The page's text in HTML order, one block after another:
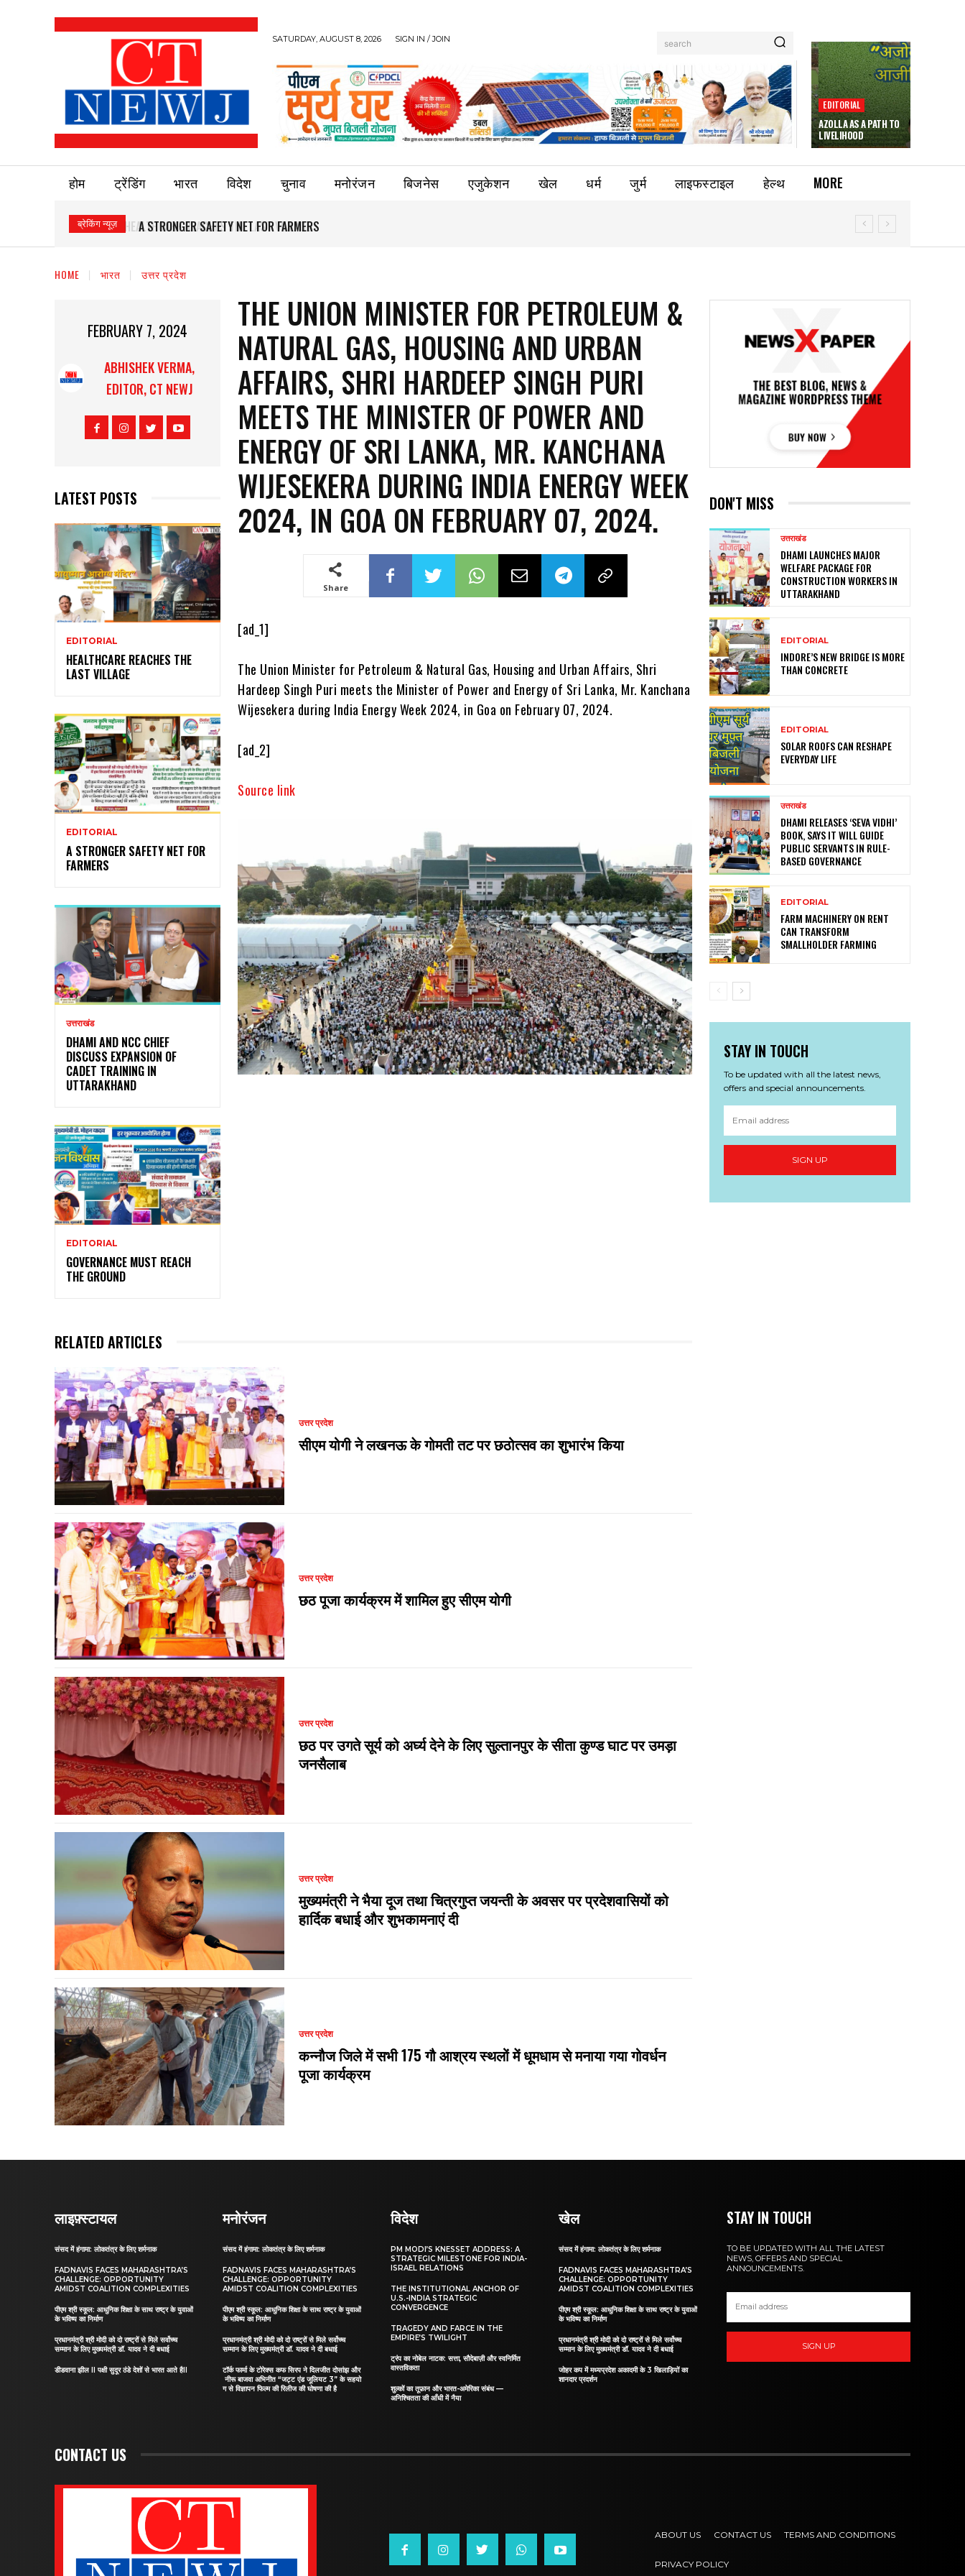
SATURDAY, AUGUST 8, 2026 SIGN IN / JOIN search
EDITORIAL
AZOLLA AS A PATH TO
LIVELIHOOD
होम ट्रेंडिंग भारत विदेश चुनाव मनोरंजन बिजनेस एजुकेशन खेल धर्म जुर्म लाइफस्टाइल हेल्थ MORE
ब्रेकिंग न्यूज़ A STRONGER SAFETY NET FOR FARMERS
HOME भारत उत्तर प्रदेश
FEBRUARY 7, 2024
ABHISHEK VERMA,
EDITOR, CT NEWJ
LATEST POSTS
EDITORIAL
HEALTHCARE REACHES THE
LAST VILLAGE
EDITORIAL
A STRONGER SAFETY NET FOR
FARMERS
उत्तराखंड
DHAMI AND NCC CHIEF
DISCUSS EXPANSION OF
CADET TRAINING IN
UTTARAKHAND
EDITORIAL
GOVERNANCE MUST REACH
THE GROUND
THE UNION MINISTER FOR PETROLEUM &
NATURAL GAS, HOUSING AND URBAN
AFFAIRS, SHRI HARDEEP SINGH PURI
MEETS THE MINISTER OF POWER AND
ENERGY OF SRI LANKA, MR. KANCHANA
WIJESEKERA DURING INDIA ENERGY WEEK
2024, IN GOA ON FEBRUARY 07, 2024.
Share
[ad_1]
The Union Minister for Petroleum & Natural Gas, Housing and Urban Affairs, Shri
Hardeep Singh Puri meets the Minister of Power and Energy of Sri Lanka, Mr. Kanchana
Wijesekera during India Energy Week 2024, in Goa on February 07, 2024.
[ad_2]
Source link
RELATED ARTICLES
उत्तर प्रदेश
सीएम योगी ने लखनऊ के गोमती तट पर छठोत्सव का शुभारंभ किया
उत्तर प्रदेश
छठ पूजा कार्यक्रम में शामिल हुए सीएम योगी
उत्तर प्रदेश
छठ पर उगते सूर्य को अर्घ्य देने के लिए सुल्तानपुर के सीता कुण्ड घाट पर उमड़ा
जनसैलाब
उत्तर प्रदेश
मुख्यमंत्री ने भैया दूज तथा चित्रगुप्त जयन्ती के अवसर पर प्रदेशवासियों को
हार्दिक बधाई और शुभकामनाएं दी
उत्तर प्रदेश
कन्नौज जिले में सभी 175 गौ आश्रय स्थलों में धूमधाम से मनाया गया गोवर्धन
पूजा कार्यक्रम
DON'T MISS
उत्तराखंड
DHAMI LAUNCHES MAJOR
WELFARE PACKAGE FOR
CONSTRUCTION WORKERS IN
UTTARAKHAND
EDITORIAL
INDORE’S NEW BRIDGE IS MORE
THAN CONCRETE
EDITORIAL
SOLAR ROOFS CAN RESHAPE
EVERYDAY LIFE
उत्तराखंड
DHAMI RELEASES ‘SEVA VIDHI’
BOOK, SAYS IT WILL GUIDE
PUBLIC SERVANTS IN RULE-
BASED GOVERNANCE
EDITORIAL
FARM MACHINERY ON RENT
CAN TRANSFORM
SMALLHOLDER FARMING
STAY IN TOUCH
To be updated with all the latest news,
offers and special announcements.
SIGN UP
लाइफ़्स्टायल
संसद में हंगामा: लोकतंत्र के लिए शर्मनाक
FADNAVIS FACES MAHARASHTRA’S
CHALLENGE: OPPORTUNITY
AMIDST COALITION COMPLEXITIES
पीएम श्री स्कूल: आधुनिक शिक्षा के साथ राष्ट्र के युवाओं
के भविष्य का निर्माण
प्रधानमंत्री श्री मोदी को दो राष्ट्रों से मिले सर्वोच्च
सम्मान के लिए मुख्यमंत्री डॉ. यादव ने दी बधाई
डीडवाना झील II पक्षी सुदूर ठंडे देशों से भारत आते हैII
मनोरंजन
संसद में हंगामा: लोकतंत्र के लिए शर्मनाक
FADNAVIS FACES MAHARASHTRA’S
CHALLENGE: OPPORTUNITY
AMIDST COALITION COMPLEXITIES
पीएम श्री स्कूल: आधुनिक शिक्षा के साथ राष्ट्र के युवाओं
के भविष्य का निर्माण
प्रधानमंत्री श्री मोदी को दो राष्ट्रों से मिले सर्वोच्च
सम्मान के लिए मुख्यमंत्री डॉ. यादव ने दी बधाई
टॉर्क फार्मा के टोरेक्स कफ सिरप ने दिलजीत दोसांझ और
नीरू बाजवा अभिनीत “जट्ट एंड जूलियट 3” के सहयो
ग से विज्ञापन फिल्म की रिलीज की घोषणा की है
विदेश
PM MODI’S KNESSET ADDRESS: A
STRATEGIC MILESTONE FOR INDIA-
ISRAEL RELATIONS
THE INSTITUTIONAL ANCHOR OF
U.S.-INDIA STRATEGIC
CONVERGENCE
TRAGEDY AND FARCE IN THE
EMPIRE’S TWILIGHT
ट्रंप का नोबेल नाटक: सत्ता, सौदेबाज़ी और स्वनिर्मित
वास्तविकता
शुल्कों का तूफ़ान और भारत-अमेरिका संबंध —
अनिश्चितता की आँधी में नैया
खेल
संसद में हंगामा: लोकतंत्र के लिए शर्मनाक
FADNAVIS FACES MAHARASHTRA’S
CHALLENGE: OPPORTUNITY
AMIDST COALITION COMPLEXITIES
पीएम श्री स्कूल: आधुनिक शिक्षा के साथ राष्ट्र के युवाओं
के भविष्य का निर्माण
प्रधानमंत्री श्री मोदी को दो राष्ट्रों से मिले सर्वोच्च
सम्मान के लिए मुख्यमंत्री डॉ. यादव ने दी बधाई
जोहर कप में मध्यप्रदेश अकादमी के 3 खिलाड़ियों का
शानदार प्रदर्शन
STAY IN TOUCH
TO BE UPDATED WITH ALL THE LATEST
NEWS, OFFERS AND SPECIAL
ANNOUNCEMENTS.
SIGN UP
CONTACT US
ABOUT US CONTACT US TERMS AND CONDITIONS
PRIVACY POLICY